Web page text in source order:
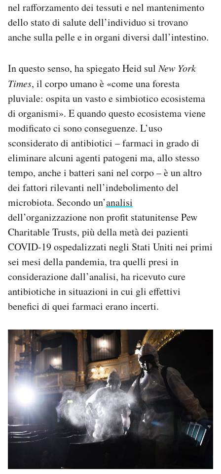
nel rafforzamento dei tessuti e nel mantenimento
dello stato di salute dell’individuo si trovano
anche sulla pelle e in organi diversi dall’intestino.
In questo senso, ha spiegato Heid sulNew York
Times, il corpo umano è «come una foresta
pluviale: ospita un vasto e simbiotico ecosistema
di organismi». E quando questo ecosistema viene
modificato ci sono conseguenze. L’uso
sconsiderato di antibiotici – farmaci in grado di
eliminare alcuni agenti patogeni ma, allo stesso
tempo, anche i batteri sani nel corpo – è un altro
dei fattori rilevanti nell’indebolimento del
microbiota. Secondo un’analisi
dell’organizzazione non profit statunitense Pew
Charitable Trusts, più della metà dei pazienti
COVID-19 ospedalizzati negli Stati Uniti nei primi
sei mesi della pandemia, tra quelli presi in
considerazione dall’analisi, ha ricevuto cure
antibiotiche in situazioni in cui gli effettivi
benefici di quei farmaci erano incerti.